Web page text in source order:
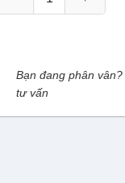
Bạn đang phân
tư vấn